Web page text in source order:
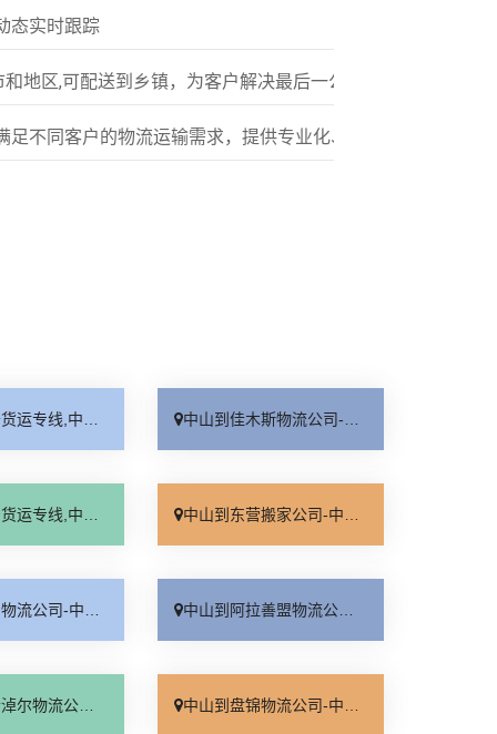
态实时跟踪
地区,可配送到乡镇，为客户解决最后一公里配送服务
不同客户的物流运输需求，提供专业化、标准化的多元服务
山到龙岩货运公司 中山到佳木斯物流公司-中山到佳木斯物流专线
山到雅安货运公司 中山到东营搬家公司-中山到东营长途搬家-从中山搬家到东营
中山到黄冈物流专线 中山到阿拉善盟物流公司-中山到阿拉善盟物流专线
山到巴彦淖尔物流专线 中山到盘锦物流公司-中山到盘锦物流专线